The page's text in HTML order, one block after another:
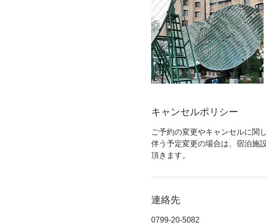
キャンセルポリシー
ご予約の変更やキャンセルに関
伴う予定変更の場合は、宿泊施
頂きます。
連絡先
0799-20-5082